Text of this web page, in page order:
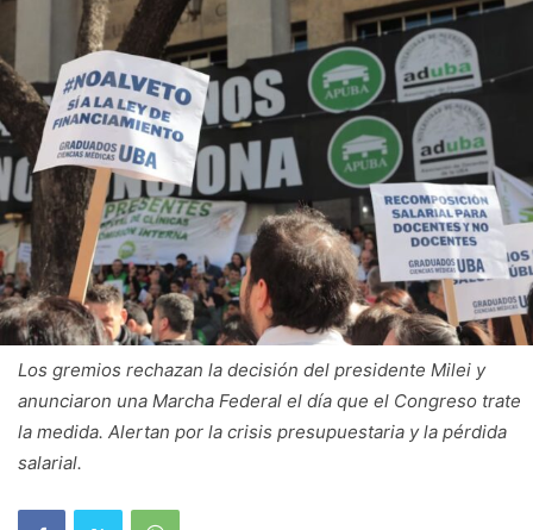
Los gremios rechazan la decisión del presidente Milei y
anunciaron una Marcha Federal el día que el Congreso trate
la medida. Alertan por la crisis presupuestaria y la pérdida
salarial.